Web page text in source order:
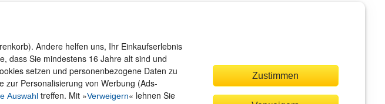
Andere helfen uns, Ihr Einkaufserlebnis
dass Sie mindestens 16 Jahre alt sind und
setzen und personenbezogene Daten zu
zur Personalisierung von Werbung (Ads-
Auswahltreffen. Mit »Verweigern« lehnen Sie
Zustimmen
und Zahlung
und Rückgabe
Wir sind gerne für Sie da!
service@rheinwerk-verlag.de